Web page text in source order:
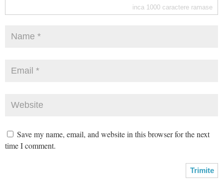
inca 1000 caractere ramase
Save my name, email, and website in this browser for the next
time I comment.